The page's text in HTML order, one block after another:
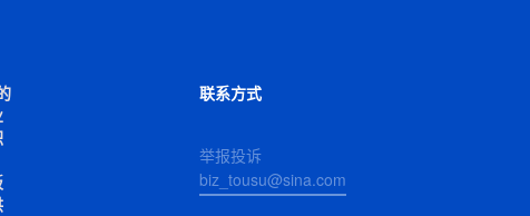
联系方式
举报投诉
biz_tousu@sina.com